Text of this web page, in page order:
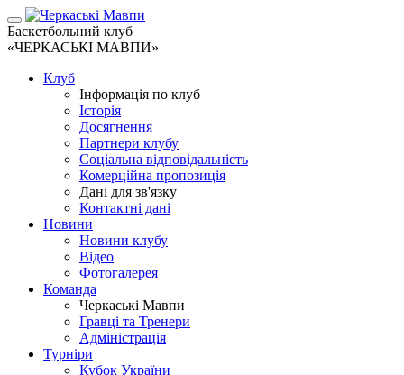
Баскетбольний клуб
«ЧЕРКАСЬКІ МАВПИ»
Клуб
Інформація по клуб
Історія
Досягнення
Партнери клубу
Соціальна відповідальність
Комерційна пропозиція
Дані для зв'язку
Контактні дані
Новини
Новини клубу
Відео
Фотогалерея
Команда
Черкаські Мавпи
Гравці та Тренери
Адміністрація
Турніри
Кубок України